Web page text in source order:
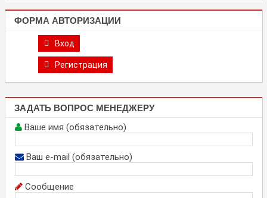
ФОРМА АВТОРИЗАЦИИ
Вход
Регистрация
ЗАДАТЬ ВОПРОС МЕНЕДЖЕРУ
Ваше имя (обязательно)
Ваш e-mail (обязательно)
Сообщение